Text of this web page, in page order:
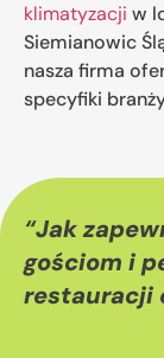
klimatyzacji w
Siemianowic
nasza firma
specyfiki
“Jak
gościom i
restauracji